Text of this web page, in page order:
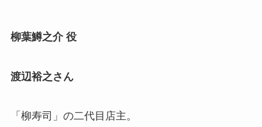
柳葉鱒之介 役
渡辺裕之さん
「柳寿司」の二代目店主。